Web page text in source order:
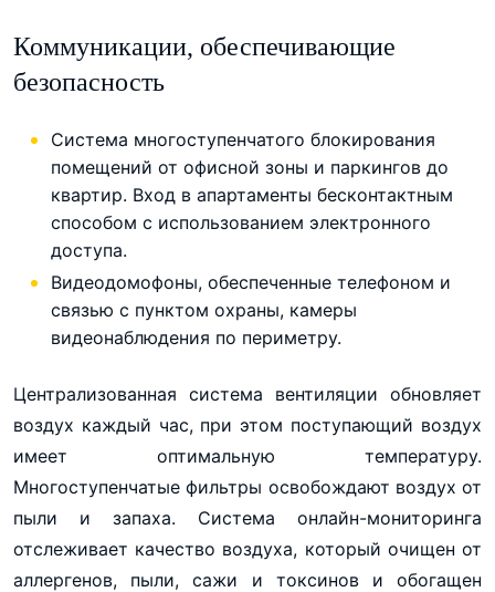
Коммуникации, обеспечивающие
безопасность
Система многоступенчатого блокирования
помещений от офисной зоны и паркингов до
квартир. Вход в апартаменты бесконтактным
способом с использованием электронного
доступа.
Видеодомофоны, обеспеченные телефоном и
связью с пунктом охраны, камеры
видеонаблюдения по периметру.
Централизованная система вентиляции обновляет
воздух каждый час, при этом поступающий воздух
имеет оптимальную температуру.
Многоступенчатые фильтры освобождают воздух от
пыли и запаха. Система онлайн-мониторинга
отслеживает качество воздуха, который очищен от
аллергенов, пыли, сажи и токсинов и обогащен